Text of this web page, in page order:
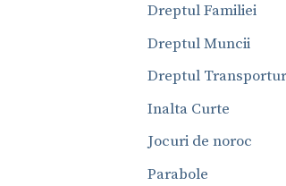
Dreptul Familiei
Dreptul Muncii
Dreptul
Inalta Curte
Jocuri de noroc
Parabole